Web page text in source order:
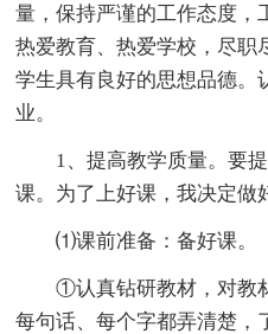
量，保持严谨的工作态度，
热爱教育、热爱学校，尽职
学生具有良好的思想品德。
业。
1、提高教学质量。要
课。为了上好课，我决定做
⑴课前准备：备好课。
①认真钻研教材，对教
每句话、每个字都弄清楚，